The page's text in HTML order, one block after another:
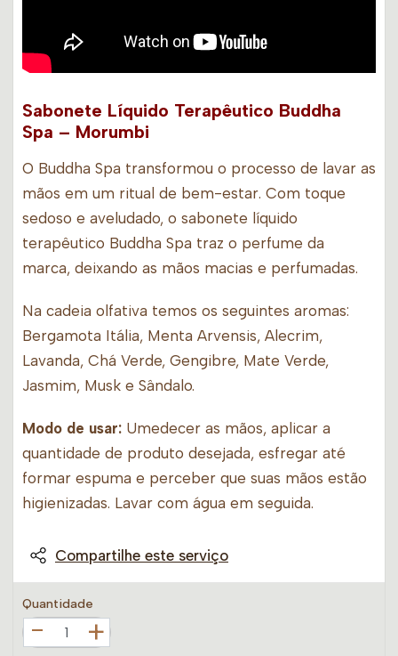
Sabonete Líquido Terapêutico Buddha
Spa – Morumbi
O Buddha Spa transformou o processo de lavar as
mãos em um ritual de bem-estar. Com toque
sedoso e aveludado, o sabonete líquido
terapêutico Buddha Spa traz o perfume da
marca, deixando as mãos macias e perfumadas.
Na cadeia olfativa temos os seguintes aromas:
Bergamota Itália, Menta Arvensis, Alecrim,
Lavanda, Chá Verde, Gengibre, Mate Verde,
Jasmim, Musk e Sândalo.
Modo de usar: Umedecer as mãos, aplicar a
quantidade de produto desejada, esfregar até
formar espuma e perceber que suas mãos estão
higienizadas. Lavar com água em seguida.
Compartilhe este serviço
Quantidade
+